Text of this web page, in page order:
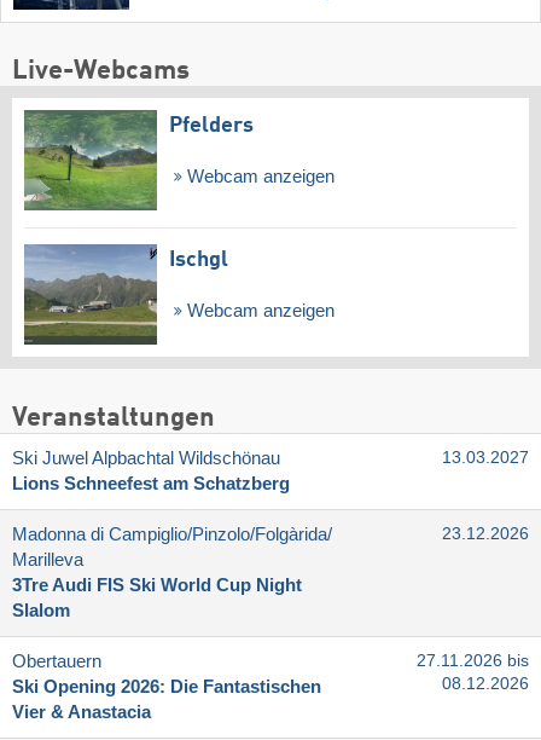
Live-Webcams
Pfelders
Webcam anzeigen
Ischgl
Webcam anzeigen
Veranstaltungen
Ski Juwel Alpbachtal Wildschönau
Lions Schneefest am Schatzberg
13.03.2027
Madonna di Campiglio/​Pinzolo/​Folgàrida/​
Marilleva
3Tre Audi FIS Ski World Cup Night
Slalom
23.12.2026
Obertauern
Ski Opening 2026: Die Fantastischen
Vier & Anastacia
27.11.2026 bis
08.12.2026